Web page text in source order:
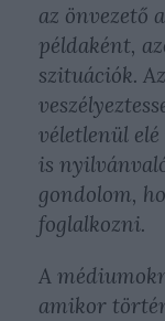
az önvezető
példaként,
szituációk.
véletlenül
is
gondolom,
foglalkozni.
A
amikor